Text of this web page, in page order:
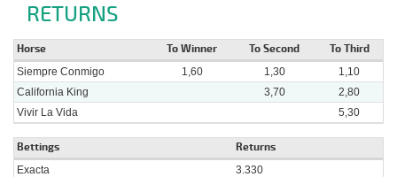
RETURNS
Horse To Winner To Second To Third
Siempre Conmigo 1,60 1,30
1,10
California King
3,70
2,80
Vivir La Vida
5,30
Bettings Returns
Exacta
3.330